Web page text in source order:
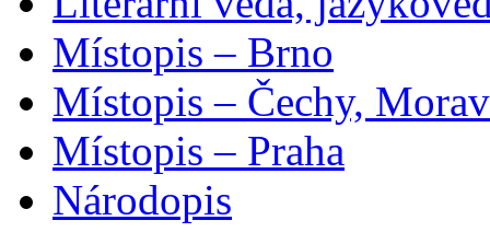
Místopis – Brno
Místopis – Čechy,
Místopis – Praha
Národopis